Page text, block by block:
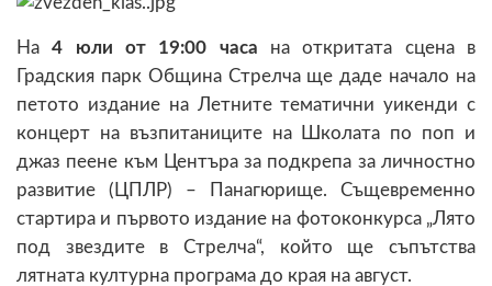
На4 юли от 19:00 часа на откритата сцена в
Градския парк Община Стрелча ще даде начало на
петото издание на Летните тематични уикенди с
концерт на възпитаниците на Школата по поп и
джаз пеене към Центъра за подкрепа за личностно
развитие (ЦПЛР) – Панагюрище. Същевременно
стартира и първото издание на фотоконкурса „Лято
под звездите в Стрелча“, който ще съпътства
лятната културна програма до края на август.